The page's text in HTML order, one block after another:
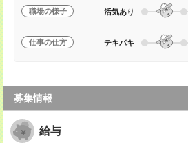
職場の様子 活気あり
仕事の仕方 テキパキ
募集情報
給与